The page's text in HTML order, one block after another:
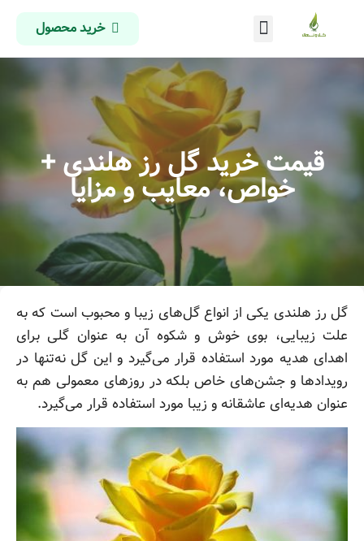
خرید محصول
قیمت خرید گل رز هلندی +
خواص، معایب و مزایا
گل رز هلندی یکی از انواع گل‌های زیبا و محبوب است که به
علت زیبایی، بوی خوش و شکوه آن به عنوان گلی برای
اهدای هدیه مورد استفاده قرار می‌گیرد و این گل نه‌تنها در
رویدادها و جشن‌های خاص بلکه در روزهای معمولی هم به
عنوان هدیه‌ای عاشقانه و زیبا مورد استفاده قرار می‌گیرد.